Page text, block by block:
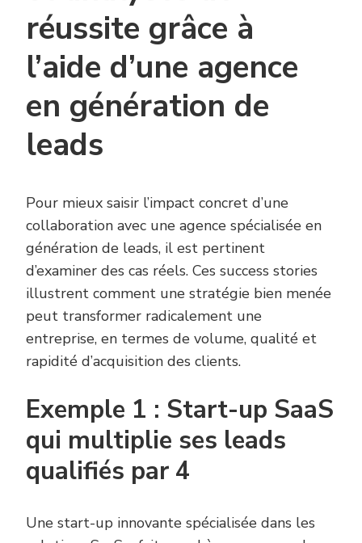
réussite grâce à
l’aide d’une agence
en génération de
leads
Pour mieux saisir l’impact concret d’une
collaboration avec une agence spécialisée en
génération de leads, il est pertinent
d’examiner des cas réels. Ces success stories
illustrent comment une stratégie bien menée
peut transformer radicalement une
entreprise, en termes de volume, qualité et
rapidité d’acquisition des clients.
Exemple 1 : Start-up SaaS
qui multiplie ses leads
qualifiés par 4
Une start-up innovante spécialisée dans les